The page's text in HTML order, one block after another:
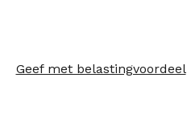
Geef met belastingvoordeel